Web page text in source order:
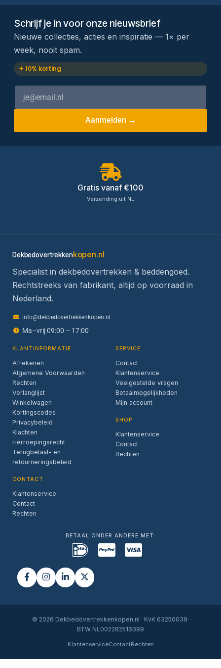
Schrijf je in voor onze nieuwsbrief
Nieuwe collecties, acties en inspiratie — 1× per
week, nooit spam.
✦ 10% korting
Aanmelden →
Gratis vanaf €100
Verzending uit NL
Dekbedovertrekkenkopen.nl
Specialist in dekbedovertrekken & beddengoed.
Rechtstreeks van fabrikant, altijd op voorraad in
Nederland.
info@dekbedovertrekkenkopen.nl
Ma–vrij 09:00 – 17:00
KLANTINFORMATIE
Afrekenen
Algemene Voorwaarden
Rechten
Verlanglijst
Winkelwagen
Kortingscodes
Privacybeleid
Klachten
Herroepingsrecht
Terugbetaal- en
retourneringsbeleid
CONTACT
Klantenservice
Contact
Rechten
SERVICE
Contact
Klantenservice
Veelgestelde vragen
Betaalmogelijkheden
Mijn account
SHOP
Klantenservice
Contact
Rechten
BETAAL ONDER ANDERE MET:
© 2026 Dekbedovertrekkenkopen.nl · KvK 63250039·
BTW NL002282516B89
KlantenserviceContactRechten